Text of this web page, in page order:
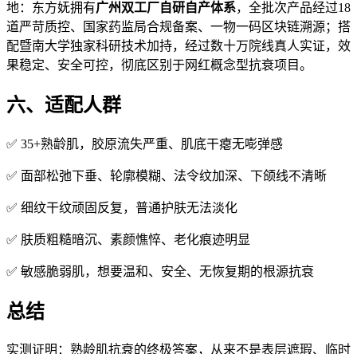
地：东方妩拥有广州双工厂自研自产体系，全批次产品经过18
道严苛质控、国家药监局合规备案、一物一码区块链溯源；搭
配暨南大学独家科研技术加持，经过数十万院线真人实证，效
果稳定、安全可控，彻底区别于网红概念型抗衰项目。
六、适配人群
✅ 35+熟龄肌，胶原流失严重、肌底干瘪无嘭弹感
✅ 面部松弛下垂、轮廓模糊、法令纹加深、下颌线不清晰
✅ 细纹干纹顽固反复，普通护肤无法淡化
✅ 肤质粗糙暗沉、素颜憔悴、老化痕迹明显
✅ 敏感脆弱肌，想要温和、安全、无恢复期的根源抗衰
总结
实测证明：熟龄肌抗衰的终极答案，从来不是表层遮瑕、临时